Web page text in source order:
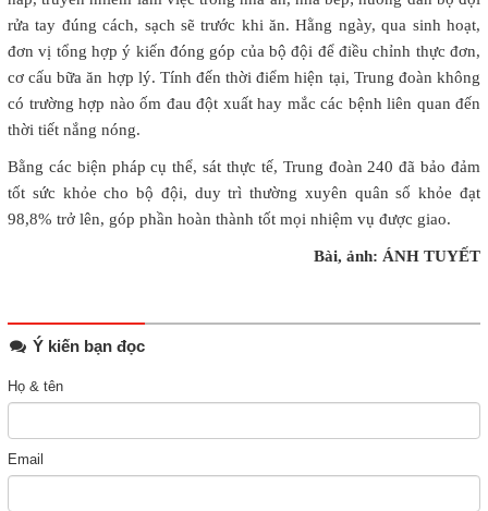
rửa tay đúng cách, sạch sẽ trước khi ăn. Hằng ngày, qua sinh hoạt,
đơn vị tổng hợp ý kiến đóng góp của bộ đội để điều chỉnh thực đơn,
cơ cấu bữa ăn hợp lý. Tính đến thời điểm hiện tại, Trung đoàn không
có trường hợp nào ốm đau đột xuất hay mắc các bệnh liên quan đến
thời tiết nắng nóng.
Bằng các biện pháp cụ thể, sát thực tế, Trung đoàn 240 đã bảo đảm
tốt sức khỏe cho bộ đội, duy trì thường xuyên quân số khỏe đạt
98,8% trở lên, góp phần hoàn thành tốt mọi nhiệm vụ được giao.
Bài, ảnh: ÁNH TUYẾT
Ý kiến bạn đọc
Họ & tên
Email